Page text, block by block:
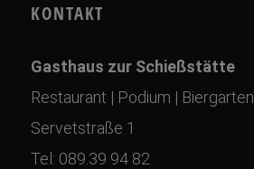
KONTAKT
Gasthaus zur Schießstätte
Restaurant | Podium | Biergarten
Servetstraße 1
Tel: 089.39 94 82